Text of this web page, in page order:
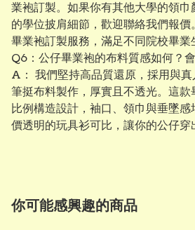
業袍訂製。如果你有其他大學的領
的學位披肩細節，歡迎聯絡我們報
畢業袍訂製服務，滿足不同院校畢業
Q6：公仔畢業袍的布料質感如何？
A： 我們堅持高品質還原，採用與
筆挺布料製作，厚實且不透光。這
比例構造設計，袖口、領巾與垂墜
價透明的玩具衫可比，讓你的公仔穿
你可能感興趣的商品